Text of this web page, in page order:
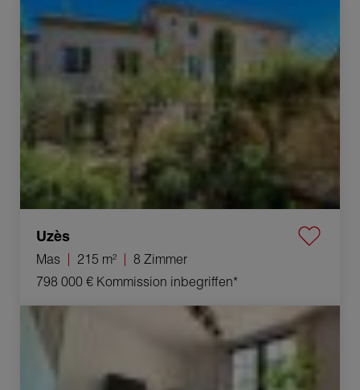
Verkauf Mas Uzès 8 Zimmer 215 m²
Uzès
Mas 215 m²
8 Zimmer
798 000 € Kommission inbegriffen*
Verkauf Appartement Uzès 1 raum 27 m²